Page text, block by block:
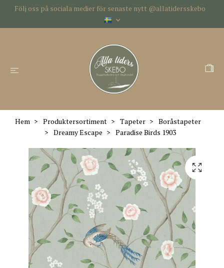
Följ oss på sociala medier för senaste nytt @allatidersskebo
Hem Produktersortiment Tapeter
Boråstapeter
Dreamy Escape
Paradise Birds 1903